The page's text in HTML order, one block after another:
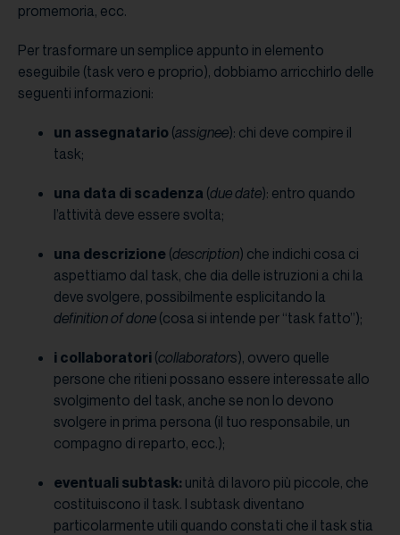
promemoria, ecc.
Per trasformare un semplice appunto in elemento
eseguibile (task vero e proprio), dobbiamo arricchirlo delle
seguenti informazioni:
un assegnatario (assignee): chi deve compire il
task;
una data di scadenza (due date): entro quando
l’attività deve essere svolta;
una descrizione (description) che indichi cosa ci
aspettiamo dal task, che dia delle istruzioni a chi la
deve svolgere, possibilmente esplicitando la
definition of done (cosa si intende per “task fatto”);
i collaboratori (collaborators), ovvero quelle
persone che ritieni possano essere interessate allo
svolgimento del task, anche se non lo devono
svolgere in prima persona (il tuo responsabile, un
compagno di reparto, ecc.);
eventuali subtask: unità di lavoro più piccole, che
costituiscono il task. I subtask diventano
particolarmente utili quando constati che il task stia